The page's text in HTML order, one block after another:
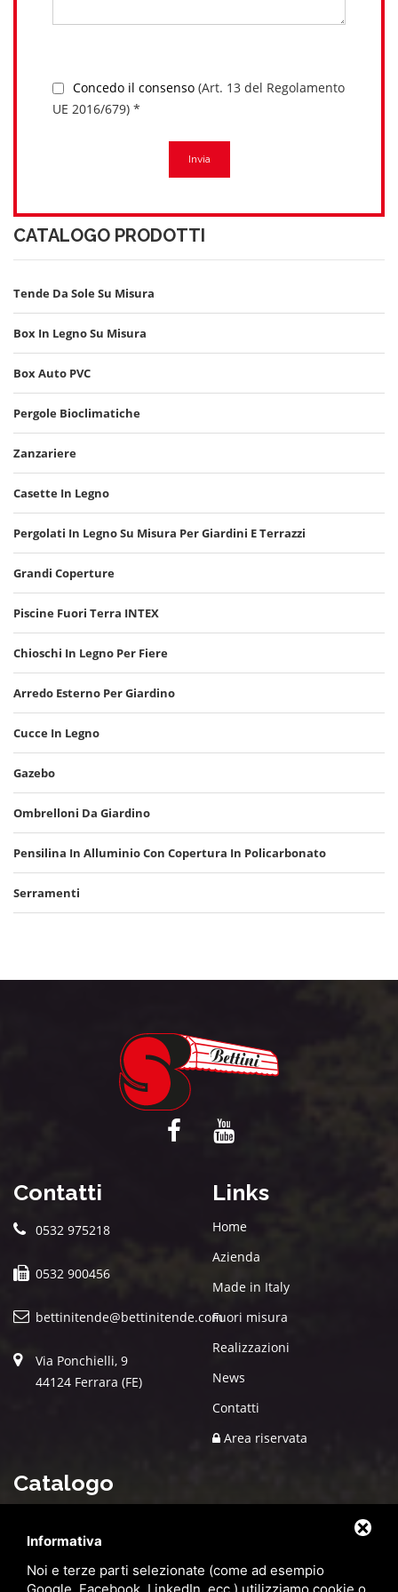
Concedo il consenso (Art. 13 del Regolamento
UE 2016/679) *
Invia
CATALOGO PRODOTTI
Tende Da Sole Su Misura
Box In Legno Su Misura
Box Auto PVC
Pergole Bioclimatiche
Zanzariere
Casette In Legno
Pergolati In Legno Su Misura Per Giardini E Terrazzi
Grandi Coperture
Piscine Fuori Terra INTEX
Chioschi In Legno Per Fiere
Arredo Esterno Per Giardino
Cucce In Legno
Gazebo
Ombrelloni Da Giardino
Pensilina In Alluminio Con Copertura In Policarbonato
Serramenti
Contatti
0532 975218
0532 900456
bettinitende@bettinitende.com
Via Ponchielli, 9
44124 Ferrara (FE)
Links
Home
Azienda
Made in Italy
Fuori misura
Realizzazioni
News
Contatti
Area riservata
Catalogo
Tende da sole su misura
Box in legno su misura
Piscine fuori terra INTEX
Arredo esterno per giardino
Informativa
Noi e terze parti selezionate (come ad esempio